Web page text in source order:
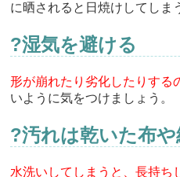
に晒されると日焼けしてしま
?湿気を避ける
形が崩れたり劣化したりする
いように気をつけましょう。
?汚れは乾いた布
水洗いしてしまうと、長持ち